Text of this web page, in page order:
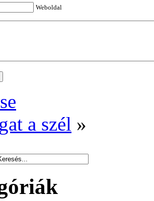
Weboldal
a szél »